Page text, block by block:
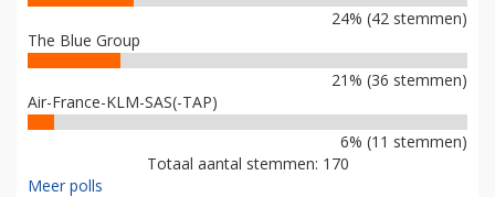
24% (42 stemmen)
The Blue Group
21% (36 stemmen)
Air-France-KLM-SAS(-TAP)
6% (11 stemmen)
Totaal aantal stemmen: 170
Meer polls